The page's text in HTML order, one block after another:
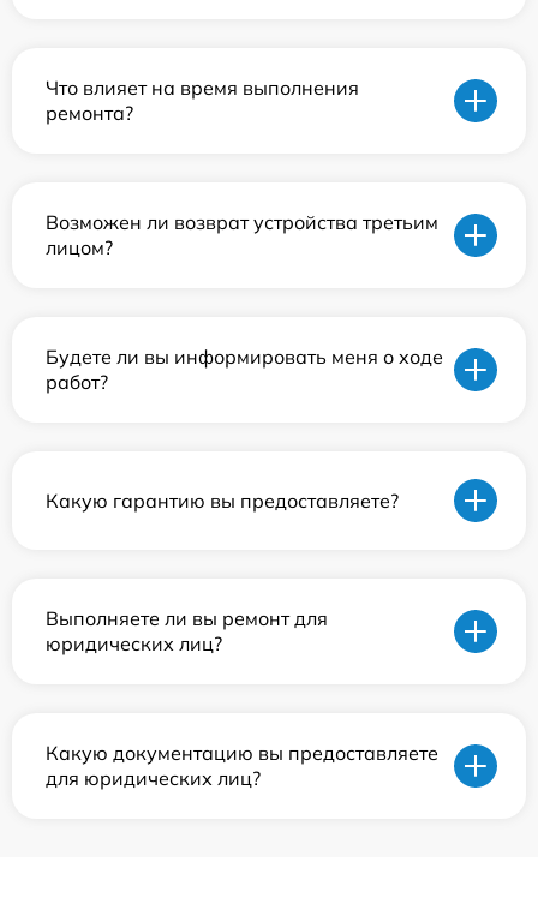
Что влияет на время выполнения
ремонта?
Возможен ли возврат устройства третьим
лицом?
Будете ли вы информировать меня о ходе
работ?
Какую гарантию вы предоставляете?
Выполняете ли вы ремонт для
юридических лиц?
Какую документацию вы предоставляете
для юридических лиц?